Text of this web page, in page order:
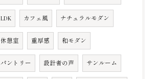
LDK カフェ風 ナチュラルモダン
休憩室 重厚感 和モダン
パントリー 設計者の声 サンルーム